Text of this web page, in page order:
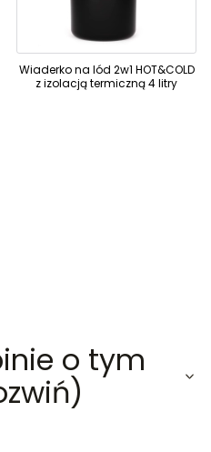
Wiaderko na lód 2w1 HOT&COLD
z izolacją termiczną 4 litry
o tym